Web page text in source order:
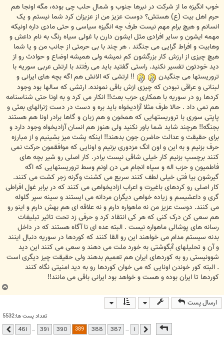
ت
خوب انگیزه ما از شرکت در نبرها جنوب و شمال حلب چی بوده، مگه اونجا هم
حرم اهل بیت (ع) هستش؟ دوست عزیز من از عزیزان کرد شما نیستم و یک
انسانم و هیچ برام مهم نیست طرف چه انگیزه سیاسی و حتی مادی داره اونیکه
مهمه ایشون و سایر افرادی مثل ایشون دارن با غولی سیاه رنگ به نام داعش و
وهابیت و افراط گرایی می جنگند . هر چند با بی حرمتی از جانب من و یا شما
هیچ چیزی از ارزش کار بزرگشون کم نمیشه ولی همیشه اوضاع و حوادث رو از
دید خودتون تفسیر نکنید. راستی گفتید باید می رفتند با ارتش عربی سوریه با
تروریستها می جنگیدن
!! ارتشی که الانش هم اگه بچه های ایرانی و
لبنانی و عراقی نبودن که چیزی ازش باقی نمونده. ارتشی که سالها بود وجود
کردها رو در سوریه با همکاری حزب بعث!! انکار می کرد و به اونا حتی شناسنامه
هم نمی داد . حالا طرف مثلا آزادیخواه باید بره و دست در دست ژنرالهای بعثی و
پاپتی سوری با تروریستهایی که همخون و هم زبان و گاها برادر اونا هم هستند
بجنگه!! هرچند شاید شما باور نکنید ولی هنوز هم انسان آزادیخواه وجود دارد و
برای حقیقت و عدالت حاضرن جون بدهند!! اینکه پشت میز بشینیم و از مبارزه
حرف بزنیم و به این و اون انگ مزدوری بزنیم و اونایی که موافقمون حرکت نمی
کنند برچسپ بزنیم کار خیلی شاقی نیست برادر. کار اصلی رو شیر بچه های
فاطمیون و حزب اله و سپاه انجام می دن اونم وسط تروریستهایی که اگه
گیرشون بیا فتی خیلی لطف کنند سریع می کشنت وگرنه زجر کشت می کنند.
کار اصلی رو کردهای باغیرت و اعراب ازادیخواهی می کنند که در برابر غول افراطی
گری و داعشیسم و زیاده خواهی دیگران مردانه می ایستند و سینه سپر گلوله
می کنند. دوست عزیز من نه ماهواره دارم و نه علاقه ای هم بهش دارم و اینو رو
هم سعی کن درک کنی که هر کی انتقاد کرد و حرفی زد تحت تاثیر تبلیغات
رسانه های پوشالی ماهواره نیست . البته عده ای نا آگاه هستند که در داخل
بدنه سیستم مدام می خواهند این رو القا کنند که کوردها در سوریه دنبال اینند
و آن و تحلیلهای آبگوشتی به خورد ملت می دهند و سعی می کنند این دید
شوونیستی رو به کوردهای ایران هم تعمیم بدهند ولی حقیقت چیز دیگری است
. البته کور خوندن اونایی که می خوان کوردها رو به دید امنیتی نگاه کنند
کوردها تا ایران بوده و هست و خواهد بود ایرانی باقی می مانند!!
ب
ا
ارسال پست
تعداد پست ها:5532
461 قبلی …
387
388
389
390
391
…
461 بعدی